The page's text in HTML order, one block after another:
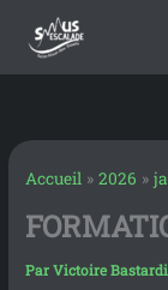
principal
contenu
Accueil 2026
ParVictoire